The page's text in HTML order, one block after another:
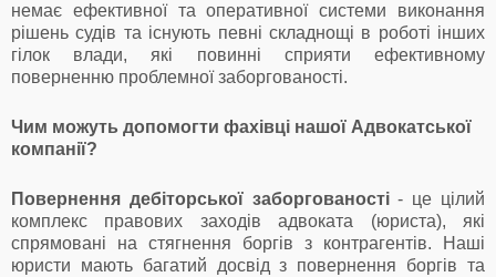
немає ефективної та оперативної системи виконання
рішень судів та існують певні складнощі в роботі інших
гілок влади, які повинні сприяти ефективному
поверненню проблемної заборгованості.
Чим можуть допомогти фахівці нашої Адвокатської
компанії?
Повернення дебіторської заборгованості- це цілий
комплекс правових заходів адвоката (юриста), які
спрямовані на стягнення боргів з контрагентів. Наші
юристи мають багатий досвід з повернення боргів та